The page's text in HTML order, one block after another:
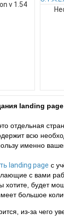
v 1.54
landing page
отдельная
всю
именно
landing page с
с вами
хотите, будет
большое
из-за чего